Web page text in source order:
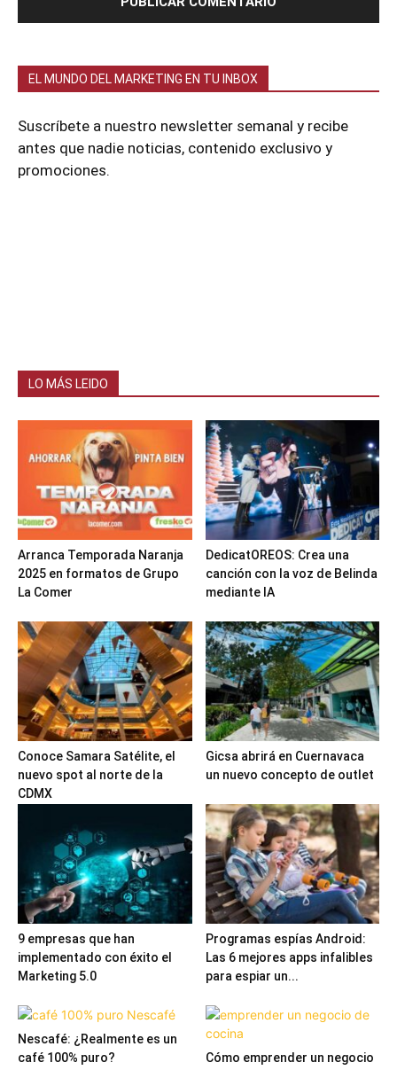
EL MUNDO DEL MARKETING EN TU INBOX
Suscríbete a nuestro newsletter semanal y recibe
antes que nadie noticias, contenido exclusivo y
promociones.
LO MÁS LEIDO
Arranca Temporada Naranja
2025 en formatos de Grupo
La Comer
DedicatOREOS: Crea una
canción con la voz de Belinda
mediante IA
Conoce Samara Satélite, el
nuevo spot al norte de la
CDMX
Gicsa abrirá en Cuernavaca
un nuevo concepto de outlet
9 empresas que han
implementado con éxito el
Marketing 5.0
Programas espías Android:
Las 6 mejores apps infalibles
para espiar un...
Nescafé: ¿Realmente es un
café 100% puro?
Cómo emprender un negocio